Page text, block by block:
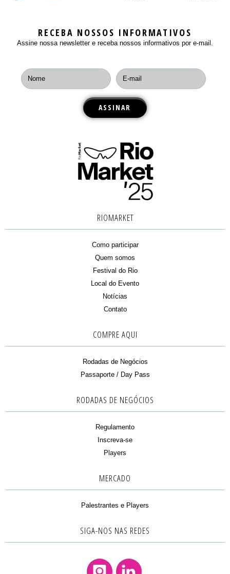
RECEBA NOSSOS INFORMATIVOS
Assine nossa newsletter e receba nossos informativos por e-mail.
RIOMARKET
Como participar
Quem somos
Festival do Rio
Local do Evento
Notícias
Contato
COMPRE AQUI
Rodadas de Negócios
Passaporte / Day Pass
RODADAS DE NEGÓCIOS
Regulamento
Inscreva-se
Players
MERCADO
Palestrantes e Players
SIGA-NOS NAS REDES